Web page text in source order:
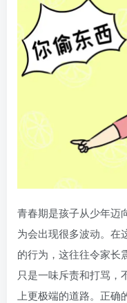
青春期是孩子从少年迈
为会出现很多波动。在
的行为，这往往令家长
只是一味斥责和打骂，
上更极端的道路。正